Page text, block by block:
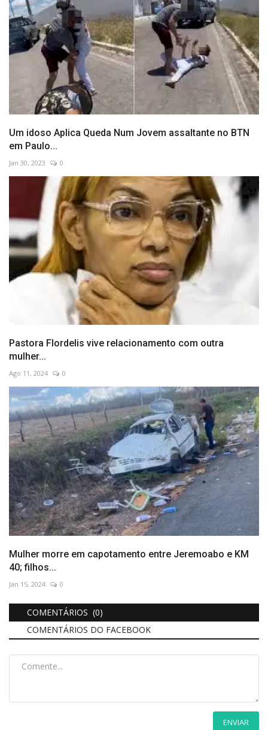
Um idoso Aplica Queda Num Jovem assaltante no BTN
em Paulo...
Jan 30, 2023 0
Pastora Flordelis vive relacionamento com outra
mulher...
Ago 11, 2024 0
Mulher morre em capotamento entre Jeremoabo e KM
40; filhos...
Jan 15, 2024 0
COMENTÁRIOS (0)
COMENTÁRIOS DO FACEBOOK
ENVIAR